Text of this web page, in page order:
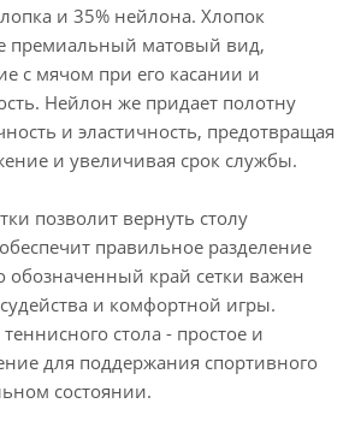
и 35% нейлона. Хлопок
премиальный матовый вид,
с мячом при его касании и
Нейлон же придает полотну
и эластичность, предотвращая
и увеличивая срок службы.
позволит вернуть столу
правильное разделение
обозначенный край сетки важен
и комфортной игры.
стола - простое и
для поддержания спортивного
состоянии.